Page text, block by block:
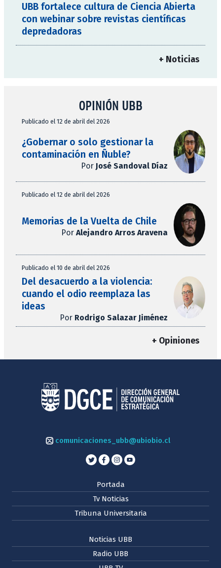
UBB fortalece cultura de Ciencia Abierta
con webinar sobre revistas científicas
depredadoras
+ Noticias
OPINIÓN UBB
Publicado el 12 de abril del 2026
¿Gobernar o solo gestionar la
contaminación en Ñuble?
Por José Sandoval Díaz
Publicado el 12 de abril del 2026
Memorias de la Vuelta de Chile
Por Alejandro Arros Aravena
Publicado el 10 de abril del 2026
Del desacuerdo a la violencia:
cuando el odio reemplaza las
ideas
Por Rodrigo Salazar Jiménez
+ Opiniones
comunicaciones_ubb@ubiobio.cl
Portada
Tv Noticias
Tribuna Universitaria
Noticias UBB
Radio UBB